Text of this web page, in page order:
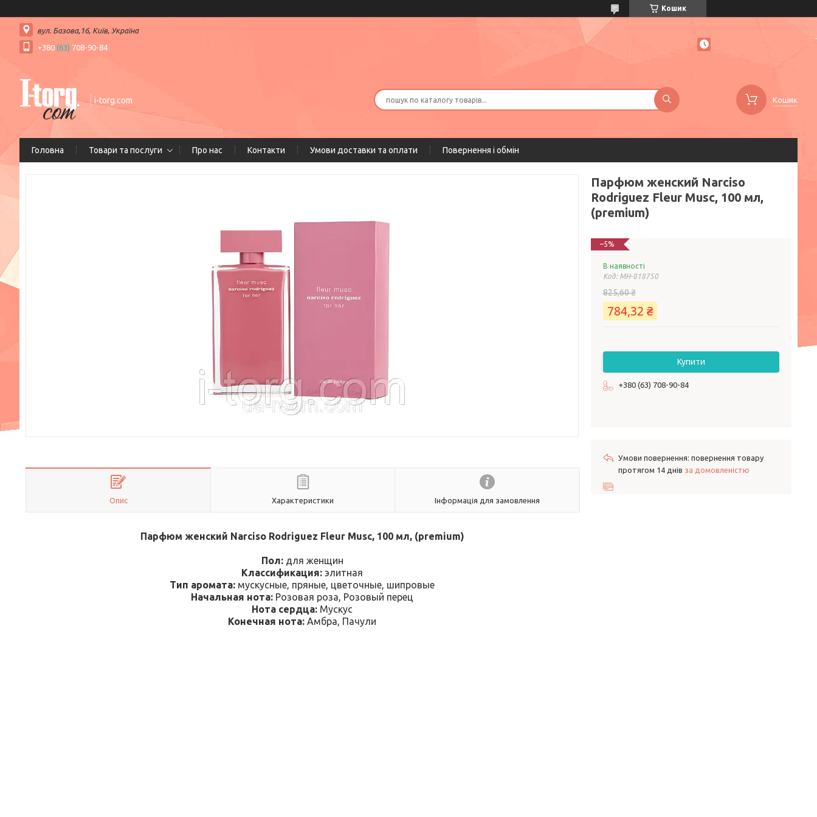
Кошик
вул. Базова,16, Київ, Україна
+380 (63) 708-90-84
i-torg.com Кошик
Головна Товари та послуги Про нас Контакти Умови доставки та оплати Повернення і обмін
Опис Характеристики Інформація для замовлення
Парфюм женский Narciso Rodriguez Fleur Musc, 100 мл, (premium)
Пол:для женщин
Классификация: элитная
Тип аромата: мускусные, пряные, цветочные, шипровые
Начальная нота: Розовая роза, Розовый перец
Нота сердца: Мускус
Конечная нота: Амбра, Пачули
Парфюм женский Narciso
Rodriguez Fleur Musc, 100 мл,
(premium)
–5%
В наявності
Код: MH-818750
825,60 ₴
784,32 ₴
Купити
+380 (63) 708-90-84
повернення товару
протягом 14 днів за домовленістю